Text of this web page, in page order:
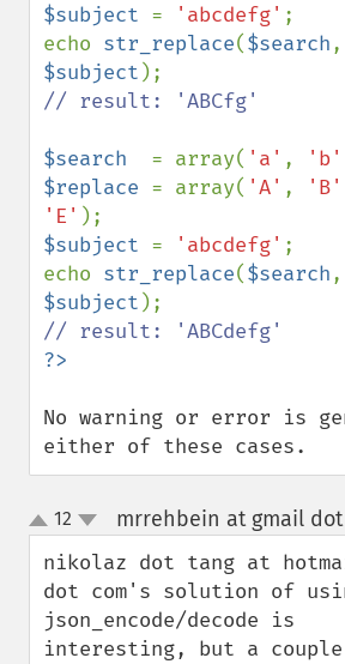
$subject = 'abcdefg' ;
echo str_replace($search,
$subject
// result: 'ABCfg'
$search = array( 'a' , 'b'
$replace = array( 'A' , 'B'
'E'
$subject = 'abcdefg' ;
echo str_replace($search,
$subject
No warning or error is
either of these cases.
up
down
12 mrrehbein at gmail dot
nikolaz dot tang at
dot com's solution of
json_encode/decode is
interesting, but a